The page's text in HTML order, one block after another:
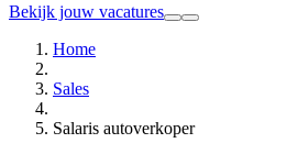
Bekijk jouw vacatures
Home
Sales
Salaris autoverkoper